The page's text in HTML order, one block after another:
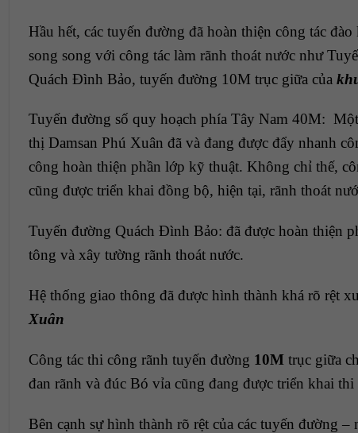
Hầu hết, các tuyến đường đã hoàn thiện công tác
song song với công tác làm rãnh thoát nước như
Quách Đình Bảo, tuyến đường 10M trục giữa của
Tuyến đường số quy hoạch phía Tây Nam 40M:
thị Damsan Phú Xuân đã và đang được đẩy nhanh
công hoàn thiện phần lớp kỹ thuật. Không chỉ thế,
cũng được triển khai đồng bộ, hiện tại, rãnh thoát
Tuyến đường Quách Đình Bảo: đã được hoàn thiện
tông và xây tường rãnh thoát nước.
Hệ thống giao thông đã được hình thành khá rõ rệt
Xuân
Công tác thi công rãnh tuyến đường 10M trục giữa
đan rãnh và đúc Bó vỉa cũng đang được triển khai
Bên cạnh sự hình thành rõ rệt của các tuyến đường